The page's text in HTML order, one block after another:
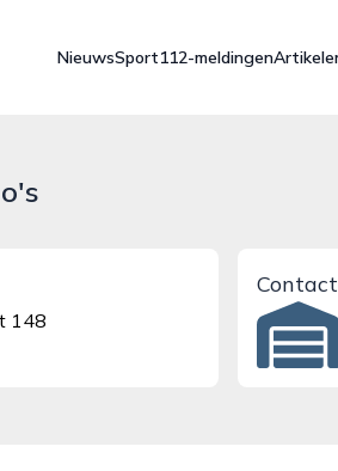
NieuwsSport112-meldingen
148